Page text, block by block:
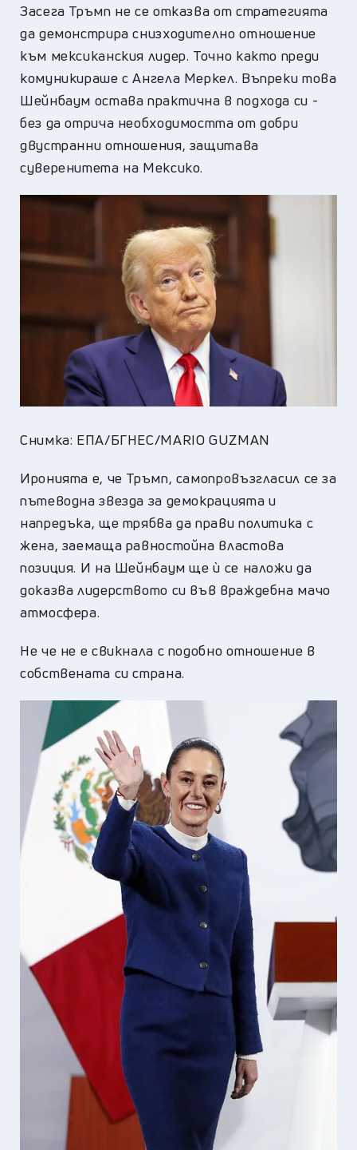
Засега Тръмп не се отказва от стратегията
да демонстрира снизходително отношение
към мексиканския лидер. Точно както преди
комуникираше с Ангела Меркел. Въпреки това
Шейнбаум остава практична в подхода си -
без да отрича необходимостта от добри
двустранни отношения, защитава
суверенитета на Мексико.
Снимка: ЕПА/БГНЕС/MARIO GUZMAN
Иронията е, че Тръмп, самопровъзгласил се за
пътеводна звезда за демокрацията и
напредъка, ще трябва да прави политика с
жена, заемаща равностойна властова
позиция. И на Шейнбаум ще ѝ се наложи да
доказва лидерството си във враждебна мачо
атмосфера.
Не че не е свикнала с подобно отношение в
собствената си страна.